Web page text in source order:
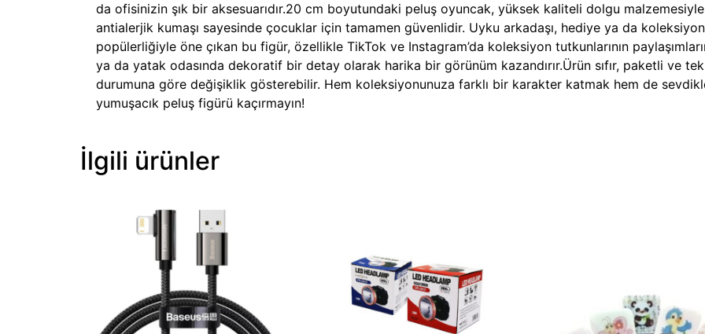
da ofisinizin şık bir aksesuarıdır.20 cm boyutundaki peluş oyuncak, yüksek kaliteli dolgu
antialerjik kumaşı sayesinde çocuklar için tamamen güvenlidir. Uyku arkadaşı, hediye ya da
popülerliğiyle öne çıkan bu figür, özellikle TikTok ve Instagram’da koleksiyon tutkunlarının
ya da yatak odasında dekoratif bir detay olarak harika bir görünüm kazandırır.Ürün sıfır, paketli ve
durumuna göre değişiklik gösterebilir. Hem koleksiyonunuza farklı bir karakter katmak hem de
yumuşacık peluş figürü kaçırmayın!
İlgili ürünler